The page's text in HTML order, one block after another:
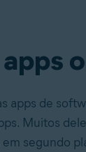
apps de
Muitos
segundo